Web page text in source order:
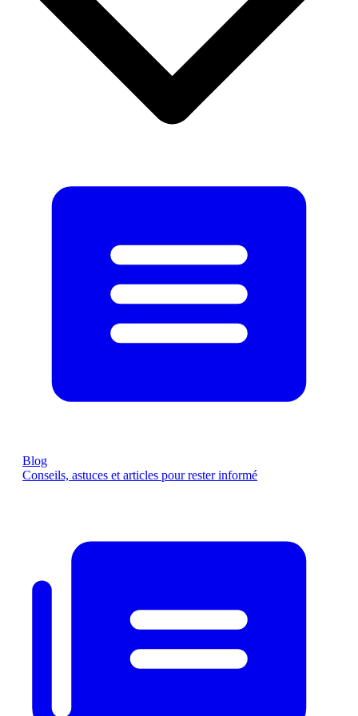
Blog
Conseils, astuces et articles pour rester informé